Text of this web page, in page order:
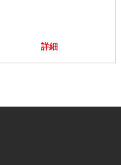
詳細